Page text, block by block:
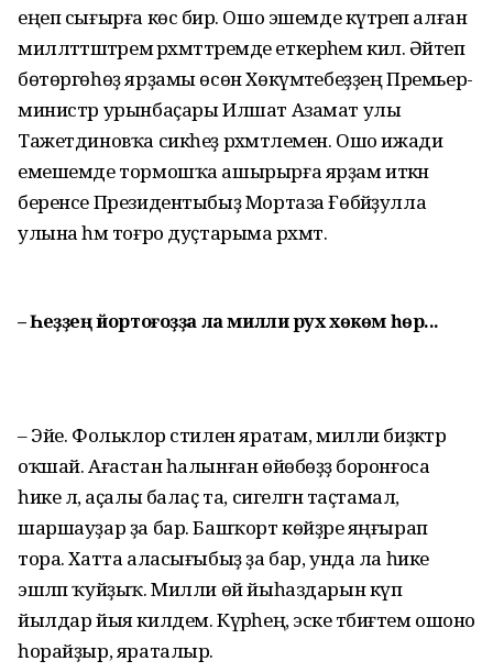
еңеп сығырға көс бирә. Ошо эшемде күтәреп алған
милләттәштәремә рәхмәттәремде еткерәһем килә. Әйтеп
бөтөргөһөҙ ярҙамы өсөн Хөкүмәтебеҙҙең Премьер-
министр урынбаҫары Илшат Азамат улы
Тажетдиновҡа сикһеҙ рәхмәтлемен. Ошо ижади
емешемде тормошҡа ашырырға ярҙам иткән
беренсе Президентыбыҙ Мортаза Ғөбәйҙулла
улына һәм тоғро дуҫтарыма рәхмәт.
– Һеҙҙең йортоғоҙҙа ла милли рух хөкөм һөрә...
– Эйе. Фольклор стилен яратам, милли биҙәктәр
оҡшай. Ағастан һалынған өйөбөҙҙә боронғоса
һике лә, аҫалы балаҫ та, сигелгән таҫтамал,
шаршауҙар ҙа бар. Башҡорт көйҙәре яңғырап
тора. Хатта аласығыбыҙ ҙа бар, унда ла һике
эшләп ҡуйҙыҡ. Милли өй йыһаздарын күп
йылдар йыя килдем. Күрәһең, эске тәбиғәтем ошоно
һорайҙыр, яраталыр.